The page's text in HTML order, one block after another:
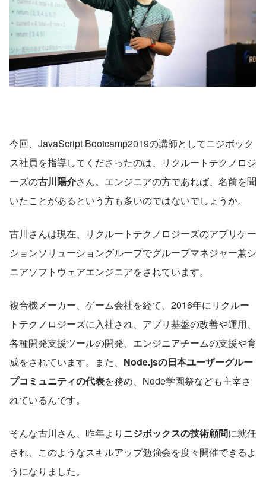
今回、JavaScript Bootcamp2019の講師としてニジボック
ス社員を指導してくださったのは、リクルートテクノロジ
ーズの古川陽介さん。エンジニアの方であれば、名前を聞
いたことがあるという方も多いのではないでしょうか。
古川さんは現在、リクルートテクノロジーズのアプリケー
ションソリューショングループでグループマネジャー兼シ
ニアソフトウェアエンジニアをされています。
複合機メーカー、ゲーム会社を経て、2016年にリクルー
トテクノロジーズに入社され、アプリ基盤の改善や運用、
各種開発支援ツールの開発、エンジニアチームの支援や育
成をされています。また、 Node.jsの日本ユーザーグルー
プコミュニティの代表を務め、Node学園祭なども主宰さ
れているんです。
そんな古川さん、昨年より ニジボックスの技術顧問に就任
され、このようなスキルアップ勉強会を度々開催できるよ
うになりました。